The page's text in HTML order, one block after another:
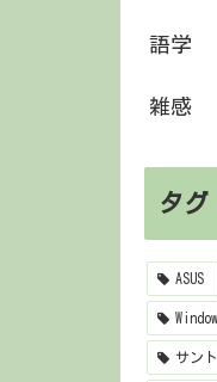
語学
雑感
タグ
ASUS
サン